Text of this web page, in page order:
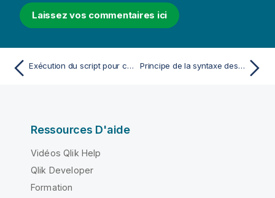
Laissez vos commentaires ici
Exécution du script pour charger les données Principe de la syntaxe des scripts et des structures de données
Ressources D'aide
Vidéos Qlik Help
Qlik Developer
Formation